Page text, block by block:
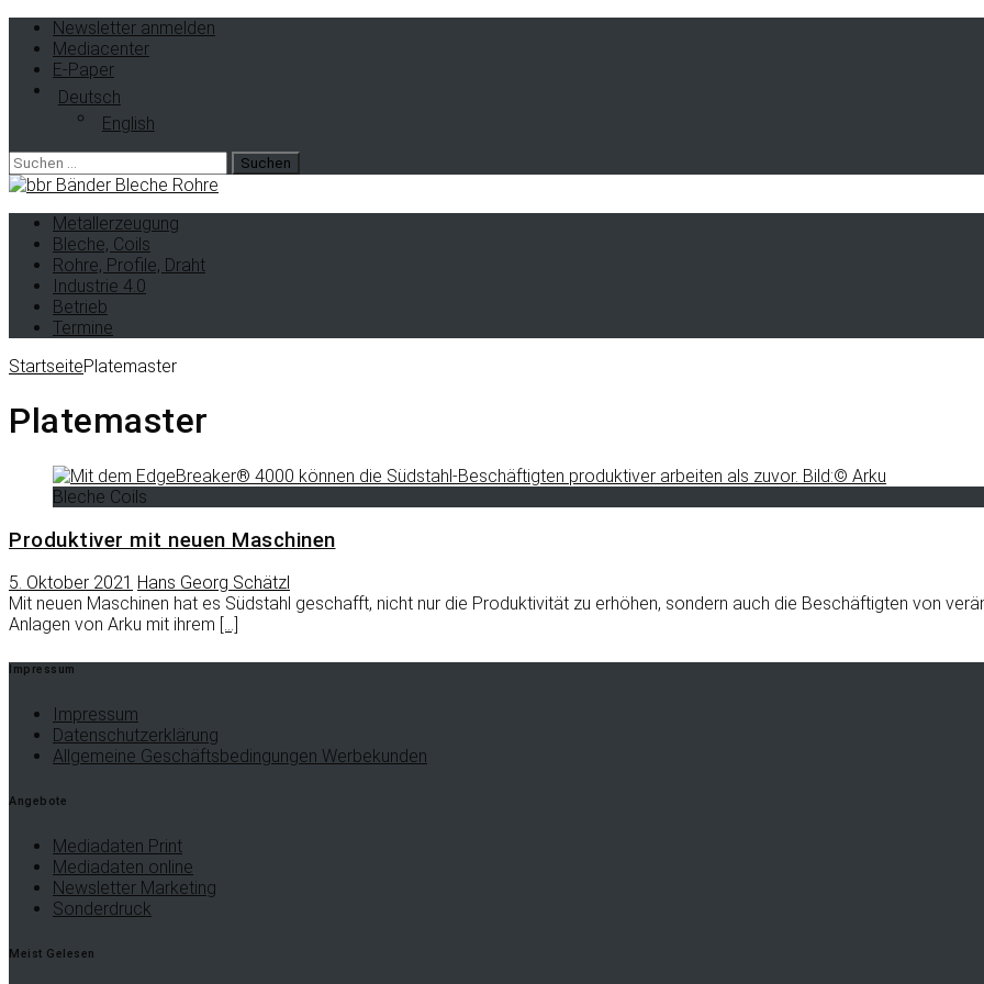
Newsletter anmelden
Mediacenter
E-Paper
Deutsch
English
Suche
nach:
Metallerzeugung
Bleche, Coils
Rohre, Profile, Draht
Industrie 4.0
Betrieb
Termine
StartseitePlatemaster
Platemaster
Bleche Coils
Produktiver mit neuen Maschinen
5. Oktober 2021 Hans Georg Schätzl
Mit neuen Maschinen hat es Südstahl geschafft, nicht nur die Produktivität zu erhöhen, sondern auch die Beschäftigten von
Anlagen von Arku mit ihrem […]
Impressum
Impressum
Datenschutzerklärung
Allgemeine Geschäftsbedingungen Werbekunden
Angebote
Mediadaten Print
Mediadaten online
Newsletter Marketing
Sonderdruck
Meist Gelesen